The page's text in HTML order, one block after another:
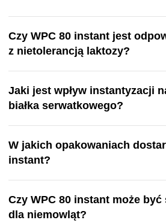
Czy WPC 80 instant jest
z nietolerancją laktozy?
Jaki jest wpływ instantyzacji
białka serwatkowego?
W jakich opakowaniach
instant?
Czy WPC 80 instant może
dla niemowląt?